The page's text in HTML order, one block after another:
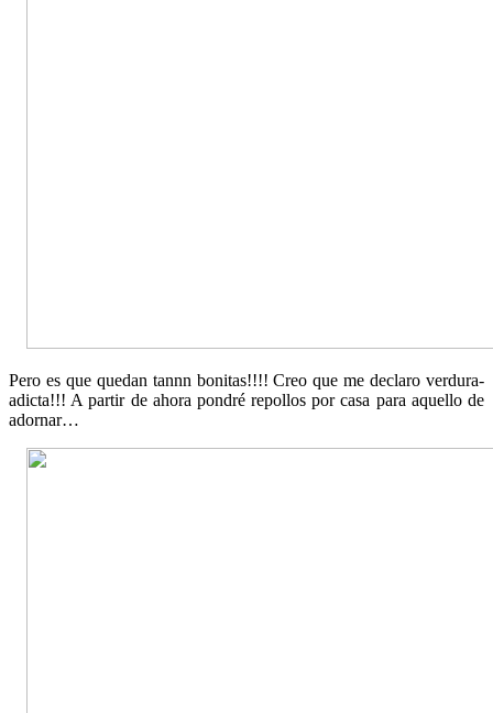
Pero es que quedan tannn bonitas!!!! Creo que me declaro verdura-
adicta!!! A partir de ahora pondré repollos por casa para aquello de
adornar…